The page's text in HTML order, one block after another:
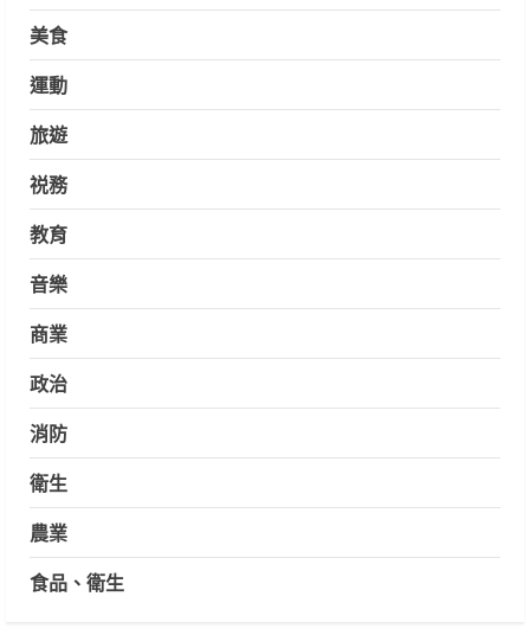
美食
運動
旅遊
祱務
教育
音樂
商業
政治
消防
衛生
農業
食品、衛生